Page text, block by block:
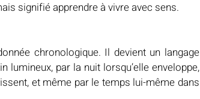
signifié apprendre à vivre avec sens.
chronologique. Il devient un langage
lumineux, par la nuit lorsqu’elle enveloppe,
et même par le temps lui-même dans